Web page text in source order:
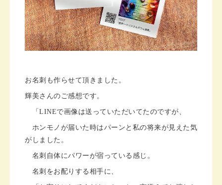
お名刺も作らせて頂きました。
輝美さんのご感想です。
「LINEで画像は送っていただいてたのですが、
ホンモノが届いた時はパーンと私の将来が見えた気
がしました。
名刺自体にパワーが宿っている感じ。
名刺をお配りする相手に、